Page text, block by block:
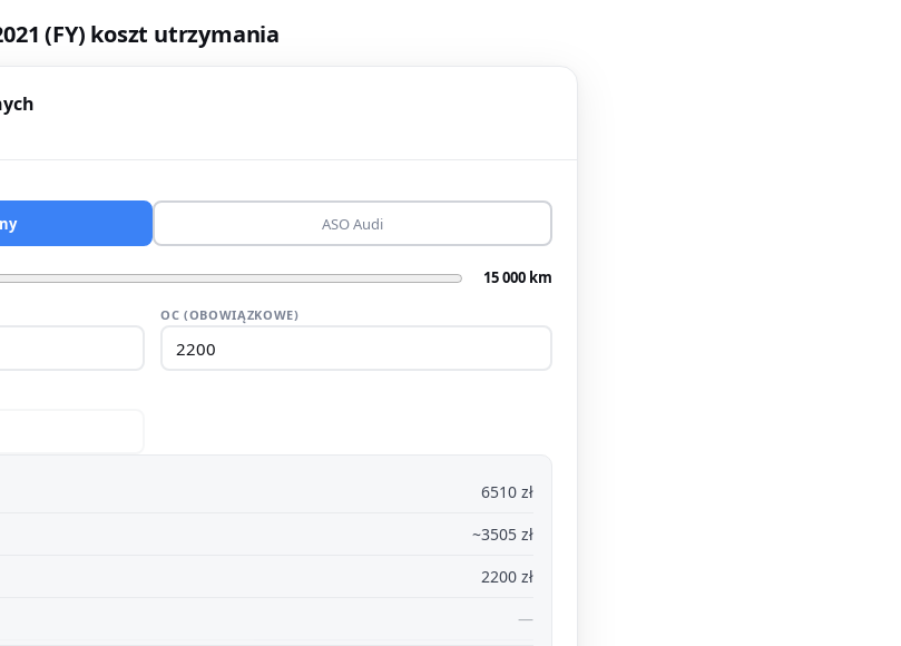
(FY) koszt utrzymania
ASO Audi
15 000 km
OC (OBOWIĄZKOWE)
6510 zł
~3505 zł
2200 zł
—